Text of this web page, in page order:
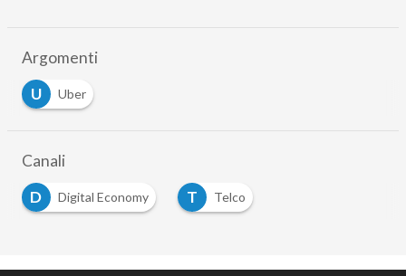
Argomenti
U
Uber
Canali
D
Digital Economy T Telco